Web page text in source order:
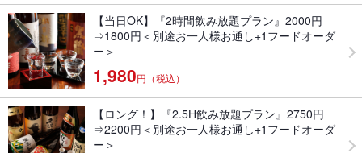
【当日OK】『2時間飲み放題プラン』2000円
⇒1800円＜別途お一人様お通し+1フードオーダ
ー＞
1,980円（税込）
【ロング！】『2.5H飲み放題プラン』2750円
⇒2200円＜別途お一人様お通し+1フードオーダ
ー＞